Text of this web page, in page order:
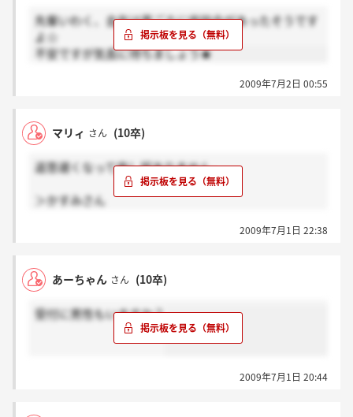
先輩いわく、去年は夏ごろに座談会があったそうです
よ☆
不安ですが気長に待ちましょう★
2009年7月2日 00:55
マリィ さん (10卒)
返答遅くなって申し訳ありません。
＞かすみさん
ただ、説明会の際に10月以降に内々定から内定へ移行
に座談会があるのではないかと感じます。
不確かな情報で申し訳ありません。
＞カピパラさん
直接聞かれたんですね。
私もかなり不安だったので、そのような情報いただけ
安心しました。ありがとうございます。
2009年7月1日 22:38
あーちゃん さん (10卒)
受付に男性もいますか？
2009年7月1日 20:44